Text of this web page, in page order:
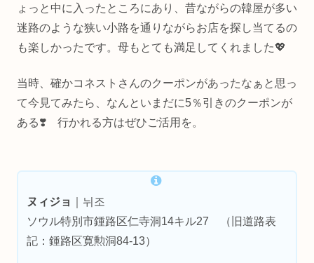
ょっと中に入ったところにあり、昔ながらの韓屋が多い
迷路のような狭い小路を通りながらお店を探し当てるの
も楽しかったです。母もとても満足してくれました💖
当時、確かコネストさんのクーポンがあったなぁと思っ
て今見てみたら、なんといまだに5％引きのクーポンが
ある❣️ 行かれる方はぜひご活用を。
ヌィジョ
｜뉘조
ソウル特別市鍾路区仁寺洞14キル27 （旧道路表
記：鍾路区寛勲洞84-13）